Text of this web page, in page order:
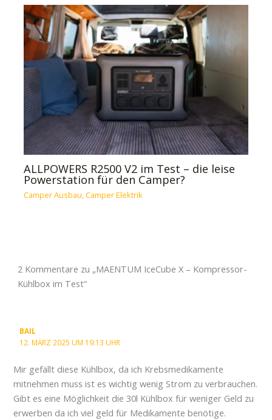
ALLPOWERS R2500 V2 im Test – die leise
Powerstation für den Camper?
Camper Ausbau,Camper Elektrik
2 Kommentare zu „MAENTUM IceCube X – Kompressor-
Kühlbox im Test“
BAIL
12. MÄRZ 2025 UM 19:13 UHR
Mir gefällt diese Kühlbox, da ich Krebsmedikamente
mitnehmen muss ist es wichtig wenig Strom zu verbrauchen.
Gibt es eine Möglichkeit die 30l Kühlbox für weniger Geld zu
erwerben da ich viel geld für Medikamente benötige.